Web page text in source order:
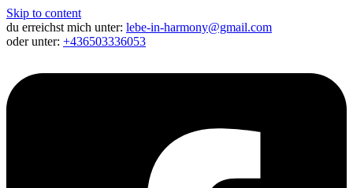
Skip to content
du erreichst mich unter: lebe-in-harmony@gmail.com
oder unter: +436503336053